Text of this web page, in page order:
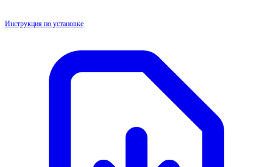
Инструкция по установке